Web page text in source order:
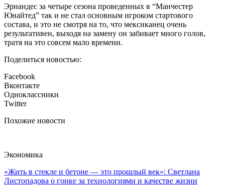
Эрнандес за четыре сезона проведенных в “Манчестер
Юнайтед” так и не стал основным игроком стартового
состава, и это не смотря на то, что мексиканец очень
результативен, выходя на замену он забивает много голов,
тратя на это совсем мало времени.
Поделиться новостью:
Facebook
Вконтакте
Одноклассники
Twitter
Похожие новости
Экономика
«Жить в стекле и бетоне — это прошлый век»: Светлана
Листопадова о гонке за технологиями и качестве жизни